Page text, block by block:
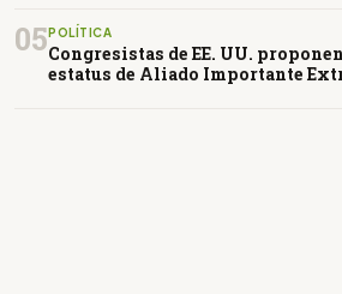
05POLÍTICA
Congresistas de EE. UU.
estatus de Aliado Importante